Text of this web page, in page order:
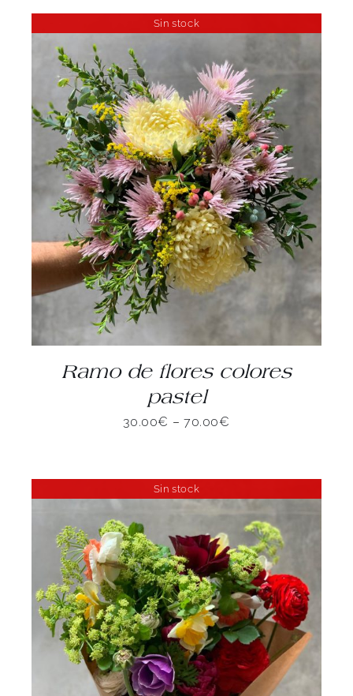
Sin stock
DETALLES
Ramo de flores colores
pastel
30.00€ – 70.00€
Sin stock
DETALLES